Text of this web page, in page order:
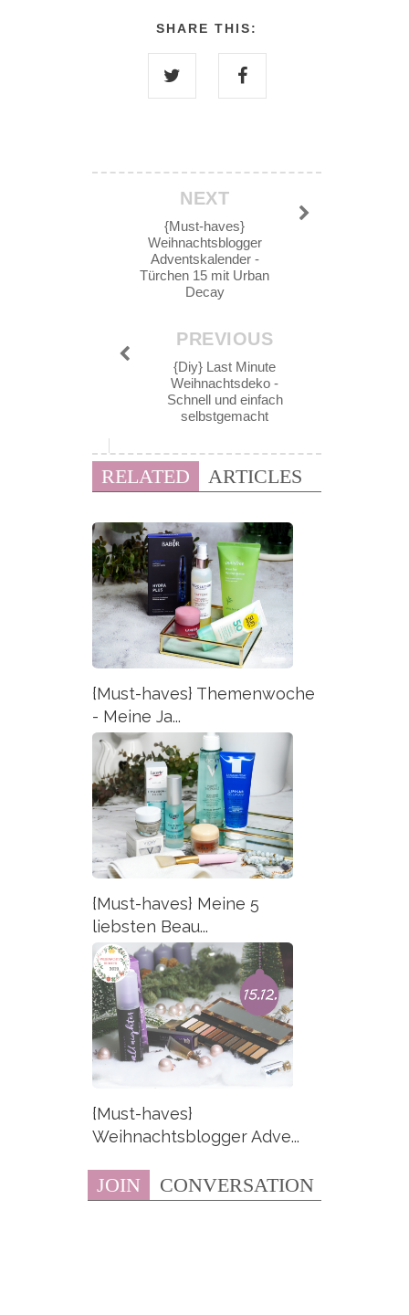
SHARE THIS:
NEXT
{Must-haves}
Weihnachtsblogger
Adventskalender -
Türchen 15 mit Urban
Decay
PREVIOUS
{Diy} Last Minute
Weihnachtsdeko -
Schnell und einfach
selbstgemacht
RELATED ARTICLES
{Must-haves} Themenwoche
- Meine Ja...
{Must-haves} Meine 5
liebsten Beau...
{Must-haves}
Weihnachtsblogger Adve...
JOIN CONVERSATION